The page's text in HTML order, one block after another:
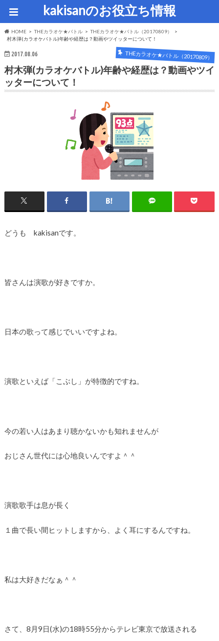
kakisanのお役立ち情報
HOME THEカラオケ★バトル
THEカラオケ★バトル（20170809）
村木弾(カラオケバトル)年齢や経歴は？動画やツイッターについて！
2017.08.06 THEカラオケ★バトル（20170809）
村木弾(カラオケバトル)年齢や経歴は？動画やツイ
ッターについて！
どうも kakisanです。
皆さんは演歌が好きですか。
日本の歌って感じでいいですよね。
演歌といえば「こぶし」が特徴的ですね。
今の若い人はあまり聴かないかも知れませんが
おじさん世代には心地良いんですよ＾＾
演歌歌手は息が長く
１曲で長い間ヒットしますから、よく耳にするんですね。
私は大好きだなぁ＾＾
さて、8月9日(水)の18時55分からテレビ東京で放送される